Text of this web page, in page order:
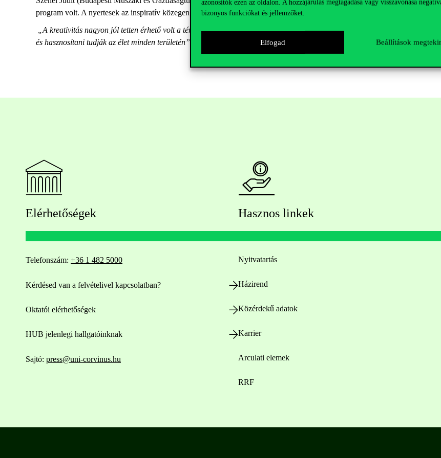
azonosítók ezen az oldalon. A hozzájárulás megtagadása vagy visszavonása
bizonyos funkciókat és jellemzőket.
Elfogad Beállítások
program volt. A nyertesek az inspiratív közegen és a kiváló kapcsolatteremtési lehetőségeken túl fejenként 200 000 forint
„A kreativitás nagyon jól tetten érhető volt a témaválasztásokban, a prezentáció és az érvelés során pedig igazi
és hasznosítani tudják az élet minden területén” – tette hozzá az esemény zárszavában Dr. Gonda Imre, a Richter Gedeon
Elérhetőségek
Telefonszám: +36 1 482 5000
Kérdésed van a felvételivel kapcsolatban?
Oktatói elérhetőségek
HUB jelenlegi hallgatóinknak
Sajtó: press@uni-corvinus.hu
Hasznos linkek
Nyitvatartás
Házirend
Közérdekű adatok
Karrier
Arculati elemek
RRF